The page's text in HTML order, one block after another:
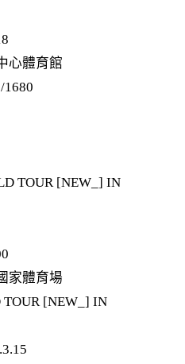
心體育館
1680
TOUR [NEW_] IN
家體育場
TOUR [NEW_] IN